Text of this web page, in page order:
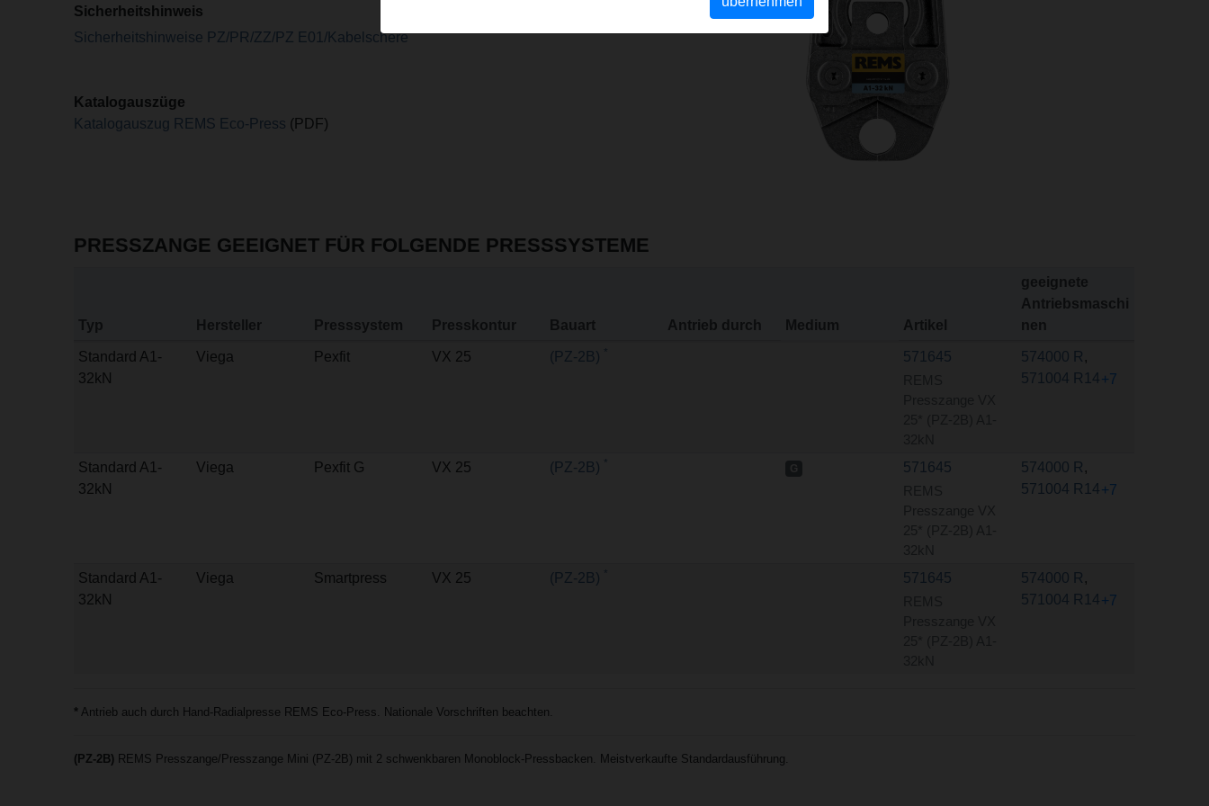
Sicherheitshinweis
Sicherheitshinweise PZ/PR/ZZ/PZ E01/Kabelschere
Katalogauszüge
Katalogauszug REMS Eco-Press (PDF)
PRESSZANGE GEEIGNET FÜR FOLGENDE PRESSSYSTEME
Typ Hersteller Presssystem Presskontur Bauart Antrieb durch Medium Artikel
geeignete
Antriebsmaschi
nen
Standard A1-
32kN
Viega Pexfit VX 25 (PZ-2B) * 571645 574000 R ,
571004 R14+7
Standard A1-
32kN
Viega Pexfit G VX 25 (PZ-2B) * 571645 574000 R ,
571004 R14+7
Standard A1-
32kN
Viega Smartpress VX 25 (PZ-2B) * 571645 574000 R ,
571004 R14+7
* Antrieb auch durch Hand-Radialpresse REMS Eco-Press. Nationale Vorschriften beachten.
(PZ-2B) REMS Presszange/Presszange Mini (PZ-2B) mit 2 schwenkbaren Monoblock-Pressbacken. Meistverkaufte Standardausführung.